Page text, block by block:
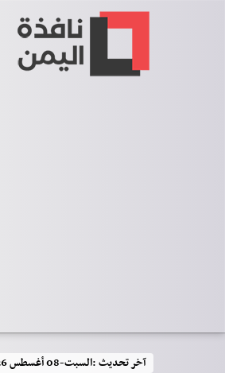
آخر تحديث :السبت-08 أغسطس 2026-07:39م